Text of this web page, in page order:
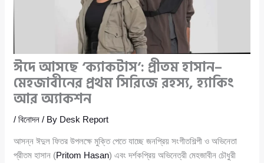
ঈদে আসছে ‘ক্যাকটাস’: প্রীতম হাসান–
মেহজাবীনের প্রথম সিরিজে রহস্য, হ্যাকিং
আর অ্যাকশন
/বিনোদন / By Desk Report
আসন্ন ঈদুল ফিতর উপলক্ষে মুক্তি পেতে যাচ্ছে জনপ্রিয় সংগীতশিল্পী ও অভিনেতা
প্রীতম হাসান (Pritom Hasan) এবং দর্শকপ্রিয় অভিনেত্রী মেহজাবীন চৌধুরী